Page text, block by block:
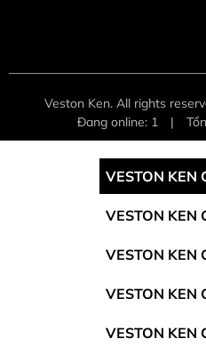
Veston Ken. All rights
Đang online: 1
|
VESTON KEN
VESTON KEN
VESTON KEN
VESTON KEN
VESTON KEN